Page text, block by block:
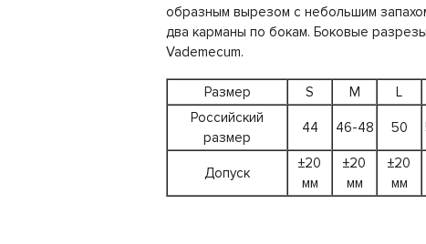
образным вырезом с небольшим
два карманы по бокам. Боковые
Vademecum.
Размер S M L
Российский
размер
44 46-48 50
Допуск
±20
мм
±20
мм
±20
мм